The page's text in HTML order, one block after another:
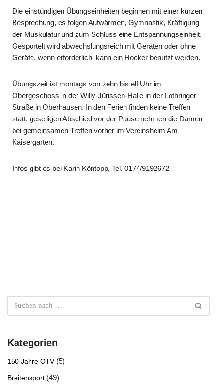
Die einstündigen Übungseinheiten beginnen mit einer kurzen
Besprechung, es folgen Aufwärmen, Gymnastik, Kräftigung
der Muskulatur und zum Schluss eine Entspannungseinheit.
Gesportelt wird abwechslungsreich mit Geräten oder ohne
Geräte, wenn erforderlich, kann ein Hocker benutzt werden.
Übungszeit ist montags von zehn bis elf Uhr im
Obergeschoss in der Willy-Jürissen-Halle in der Lothringer
Straße in Oberhausen. In den Ferien finden keine Treffen
statt; geselligen Abschied vor der Pause nehmen die Damen
bei gemein­samen Treffen vorher im Vereinsheim Am
Kaisergarten.
Infos gibt es bei Karin Köntopp, Tel. 0174/9192672.
Kategorien
150 Jahre OTV(5)
Breitensport (49)